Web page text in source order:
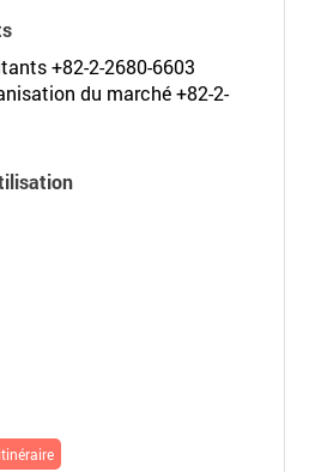
+82-2-2680-6603
du marché +82-2-